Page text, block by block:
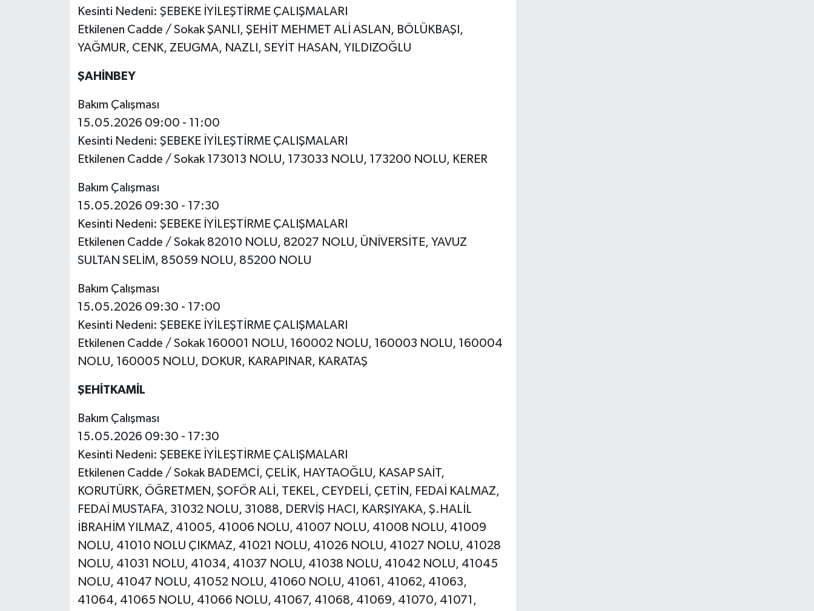
Kesinti Nedeni: ŞEBEKE İYİLEŞTİRME ÇALIŞMALARI
Etkilenen Cadde / Sokak ŞANLI, ŞEHİT MEHMET ALİ ASLAN, BÖLÜKBAŞI,
YAĞMUR, CENK, ZEUGMA, NAZLI, SEYİT HASAN, YILDIZOĞLU
ŞAHİNBEY
Bakım Çalışması
15.05.2026 09:00 - 11:00
Kesinti Nedeni: ŞEBEKE İYİLEŞTİRME ÇALIŞMALARI
Etkilenen Cadde / Sokak 173013 NOLU, 173033 NOLU, 173200 NOLU, KERER
Bakım Çalışması
15.05.2026 09:30 - 17:30
Kesinti Nedeni: ŞEBEKE İYİLEŞTİRME ÇALIŞMALARI
Etkilenen Cadde / Sokak 82010 NOLU, 82027 NOLU, ÜNİVERSİTE, YAVUZ
SULTAN SELİM, 85059 NOLU, 85200 NOLU
Bakım Çalışması
15.05.2026 09:30 - 17:00
Kesinti Nedeni: ŞEBEKE İYİLEŞTİRME ÇALIŞMALARI
Etkilenen Cadde / Sokak 160001 NOLU, 160002 NOLU, 160003 NOLU, 160004
NOLU, 160005 NOLU, DOKUR, KARAPINAR, KARATAŞ
ŞEHİTKAMİL
Bakım Çalışması
15.05.2026 09:30 - 17:30
Kesinti Nedeni: ŞEBEKE İYİLEŞTİRME ÇALIŞMALARI
Etkilenen Cadde / Sokak BADEMCİ, ÇELİK, HAYTAOĞLU, KASAP SAİT,
KORUTÜRK, ÖĞRETMEN, ŞOFÖR ALİ, TEKEL, CEYDELİ, ÇETİN, FEDAİ KALMAZ,
FEDAİ MUSTAFA, 31032 NOLU, 31088, DERVİŞ HACI, KARŞIYAKA, Ş.HALİL
İBRAHİM YILMAZ, 41005, 41006 NOLU, 41007 NOLU, 41008 NOLU, 41009
NOLU, 41010 NOLU ÇIKMAZ, 41021 NOLU, 41026 NOLU, 41027 NOLU, 41028
NOLU, 41031 NOLU, 41034, 41037 NOLU, 41038 NOLU, 41042 NOLU, 41045
NOLU, 41047 NOLU, 41052 NOLU, 41060 NOLU, 41061, 41062, 41063,
41064, 41065 NOLU, 41066 NOLU, 41067, 41068, 41069, 41070, 41071,